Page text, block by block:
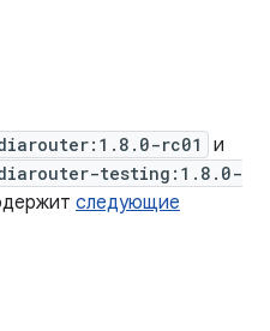
rc01 и
testing:1.8.0-
следующие